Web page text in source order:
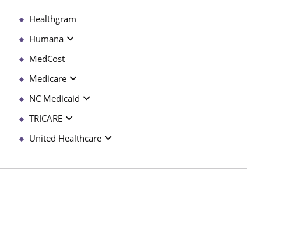
Healthgram
Humana
MedCost
Medicare
NC Medicaid
TRICARE
United Healthcare